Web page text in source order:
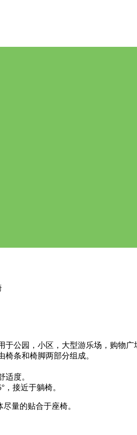
于公园，小区，大型游乐场，购物
条和椅脚两部分组成。
适度。
接近于躺椅。
量的贴合于座椅。